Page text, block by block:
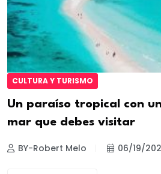
CULTURA Y TURISMO
Un paraíso tropical con
mar que debes visitar
BY-Robert Melo 06/19/